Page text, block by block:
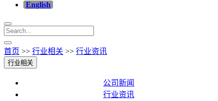
English
首页 >> 行业相关 >> 行业资讯
行业相关
公司新闻
行业资讯